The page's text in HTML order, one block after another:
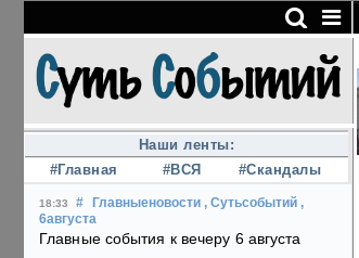
Наши ленты:
#Главная
#ВСЯ #Скандалы
18:33 # Главныеновости , Сутьсобытий ,
6августа
Главные события к вечеру 6 августа